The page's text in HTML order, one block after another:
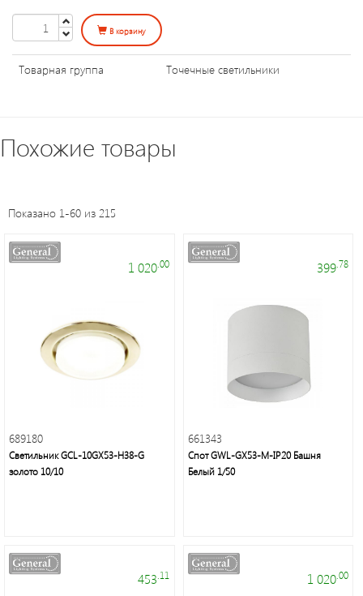
Уличное
освещение
Электроустановочные
Переходники
Светодиодные
панели
датчики,
ПДУ
Споты
и
ЖКХ
В корзину
Товарная группа Точечные светильники
Похожие товары
Показано 1-60 из 215
1 020.00
689180
Светильник GCL-10GX53-H38-G
золото 10/10
399.78
661343
Спот GWL-GX53-M-IP20 Башня
Белый 1/50
453 .11 1 020.00